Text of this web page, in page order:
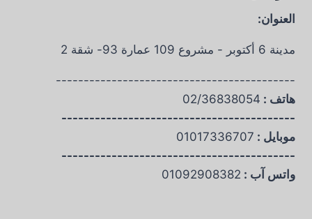
العنوان:
مدينة 6 أكتوبر - مشروع 109 عمارة 93- شقة 2
-------------------------------------------
هاتف : 02/36838054
------------------------------------------
موبايل : 01017336707
------------------------------------------
واتس آب : 01092908382